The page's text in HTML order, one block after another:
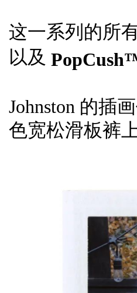
这一系列的所
以及
Johnston 的插
色宽松滑板裤